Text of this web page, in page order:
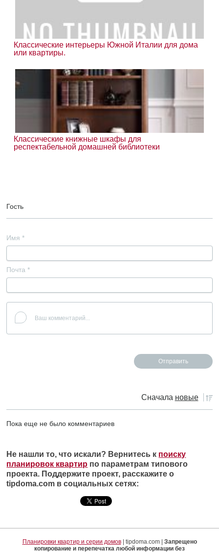
Классические интерьеры Южной Италии для дома
или квартиры.
Классические книжные шкафы для
респектабельной домашней библиотеки
Гость
Имя *
Почта *
Сначала новые
Пока еще не было комментариев
Не нашли то, что искали? Вернитесь к поиску
планировок квартир по параметрам типового
проекта. Поддержите проект, расскажите о
tipdoma.com в социальных сетях:
Планировки квартир и серии домов| tipdoma.com | Запрещено
копирование и перепечатка любой информации без